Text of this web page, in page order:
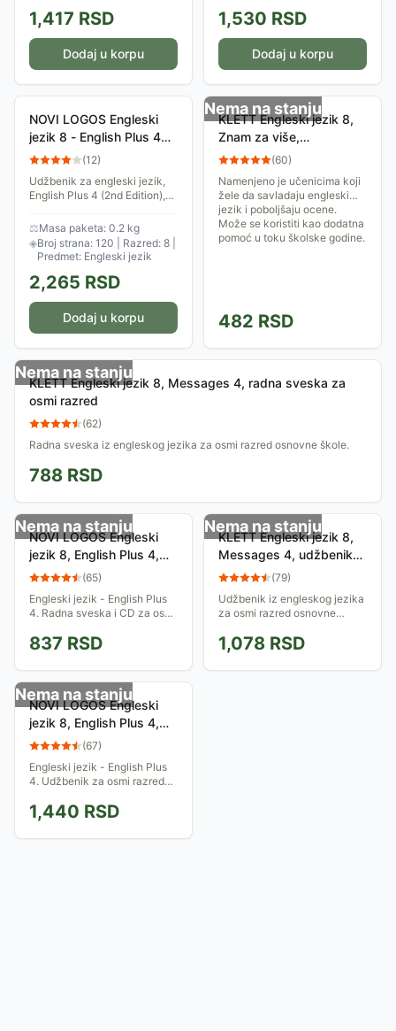
1,417 RSD
Dodaj u korpu
1,530 RSD
Dodaj u korpu
NOVI LOGOS Engleski
jezik 8 - English Plus 4
(2nd Edition) - Udžbenik
(12)
Udžbenik za engleski jezik,
English Plus 4 (2nd Edition),
škole. Autori: Ben Vec, Dajana
Paj.
⚖Masa paketa: 0.2 kg
◈Broj strana: 120 | Razred: 8 |
Predmet: Engleski jezik
2,265 RSD
Dodaj u korpu
Nema na stanju
KLETT Engleski jezik 8,
Znam za više,
objašnjenja i vežbanja za
(60)
Namenjeno je učenicima koji
žele da savladaju engleski
jezik i poboljšaju ocene.
Može se koristiti kao dodatna
pomoć u toku školske godine.
482 RSD
Nema na stanju
KLETT Engleski jezik 8, Messages 4, radna sveska za
osmi razred
(62)
Radna sveska iz engleskog jezika za osmi razred osnovne škole.
788 RSD
Nema na stanju
NOVI LOGOS Engleski
jezik 8, English Plus 4,
radna sveska za osmi
(65)
Engleski jezik - English Plus
4. Radna sveska i CD za osmi
Janet Hardy-Gould, James
837 RSD
Nema na stanju
KLETT Engleski jezik 8,
Messages 4, udžbenik
za osmi razred
(79)
Udžbenik iz engleskog jezika
za osmi razred osnovne
Noel Gudi, Meredit Levi
1,078 RSD
Nema na stanju
NOVI LOGOS Engleski
jezik 8, English Plus 4,
udžbenik za osmi razred
(67)
Engleski jezik - English Plus
4. Udžbenik za osmi razred
Wetz, Diana Pye.
1,440 RSD